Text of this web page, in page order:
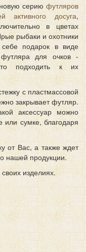
серию футляров
активного досуга,
в цветах
рыбаки и охотники
себе подарок в виде
футляра для очков -
подходить к их
с пластмассовой
закрывает футляр.
аксессуар можно
или сумке, благодаря
от Вас, а также ждет
нашей продукции.
изделиях.